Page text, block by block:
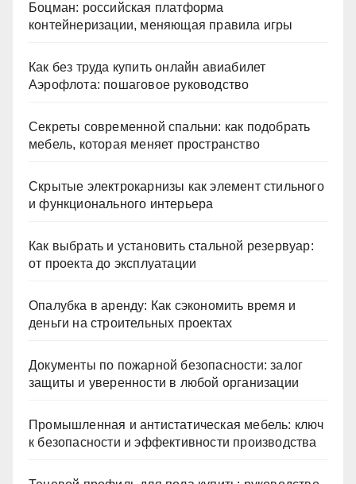
Боцман: российская платформа
контейнеризации, меняющая правила игры
Как без труда купить онлайн авиабилет
Аэрофлота: пошаговое руководство
Секреты современной спальни: как подобрать
мебель, которая меняет пространство
Скрытые электрокарнизы как элемент стильного
и функционального интерьера
Как выбрать и установить стальной резервуар:
от проекта до эксплуатации
Опалубка в аренду: Как сэкономить время и
деньги на строительных проектах
Документы по пожарной безопасности: залог
защиты и уверенности в любой организации
Промышленная и антистатическая мебель: ключ
к безопасности и эффективности производства